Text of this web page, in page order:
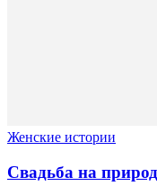
Женские истории
Свадьба на